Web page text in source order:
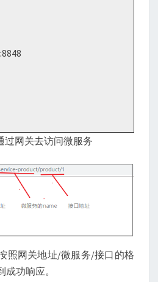
过网关去访问微服务
照网关地址/微服务/接口的格
功响应。